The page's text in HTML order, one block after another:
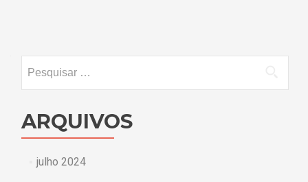
por:
ARQUIVOS
julho 2024